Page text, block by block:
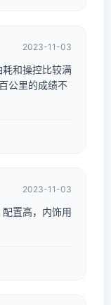
2023-11-03
和操控比较满
公里的成绩不
2023-11-03
置高，内饰用